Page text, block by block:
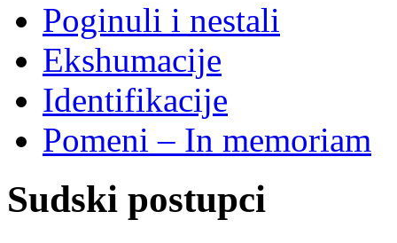
Poginuli i nestali
Ekshumacije
Identifikacije
Pomeni – In memoriam
Sudski postupci